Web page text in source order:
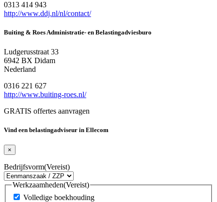
0313 414 943
http://www.ddj.nl/nl/contact/
Buiting & Roes Administratie- en Belastingadviesburo
Ludgerusstraat 33
6942 BX Didam
Nederland
0316 221 627
http://www.buiting-roes.nl/
GRATIS offertes aanvragen
Vind een belastingadviseur in Ellecom
×
Bedrijfsvorm(Vereist)
Werkzaamheden(Vereist)
Volledige boekhouding